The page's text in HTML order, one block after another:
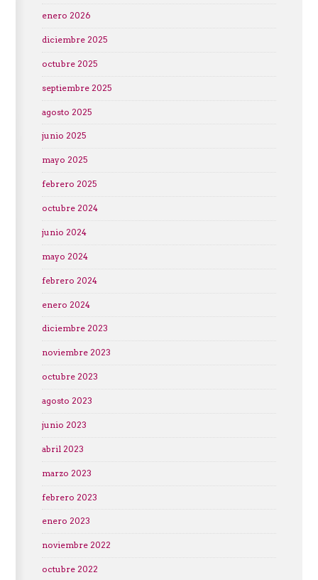
enero 2026
diciembre 2025
octubre 2025
septiembre 2025
agosto 2025
junio 2025
mayo 2025
febrero 2025
octubre 2024
junio 2024
mayo 2024
febrero 2024
enero 2024
diciembre 2023
noviembre 2023
octubre 2023
agosto 2023
junio 2023
abril 2023
marzo 2023
febrero 2023
enero 2023
noviembre 2022
octubre 2022